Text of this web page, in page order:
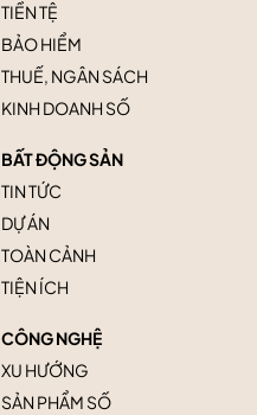
TIỀN TỆ
BẢO HIỂM
THUẾ, NGÂN SÁCH
KINH DOANH SỐ
BẤT ĐỘNG SẢN
TIN TỨC
DỰ ÁN
TOÀN CẢNH
TIỆN ÍCH
CÔNG NGHỆ
XU HƯỚNG
SẢN PHẨM SỐ